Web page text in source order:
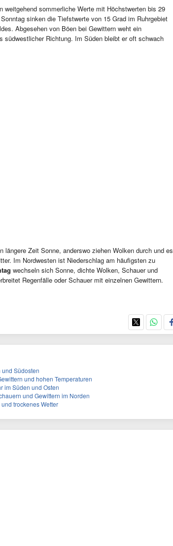
weitgehend sommerliche Werte mit Höchstwerten bis 29
sinken die Tiefstwerte von 15 Grad im Ruhrgebiet
Abgesehen von Böen bei Gewittern weht ein
südwestlicher Richtung. Im Süden bleibt er oft schwach
längere Zeit Sonne, anderswo ziehen Wolken durch und es
Im Nordwesten ist Niederschlag am häufigsten zu
wechseln sich Sonne, dichte Wolken, Schauer und
Regenfälle oder Schauer mit einzelnen Gewittern.
und Südosten
und hohen Temperaturen
im Süden und Osten
und Gewittern im Norden
trockenes Wetter